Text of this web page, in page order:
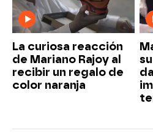
La curiosa reacción
de Mariano Rajoy al
recibir un regalo de
color naranja